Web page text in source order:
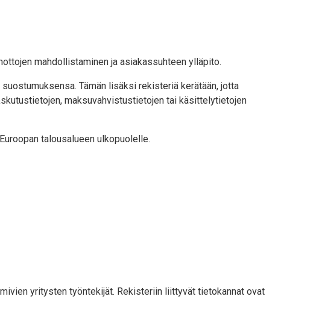
mahdollistaminen ja asiakassuhteen ylläpito.
Tämän lisäksi rekisteriä kerätään, jotta
maksuvahvistustietojen tai käsittelytietojen
talousalueen ulkopuolelle.
yritysten työntekijät. Rekisteriin liittyvät tietokannat ovat